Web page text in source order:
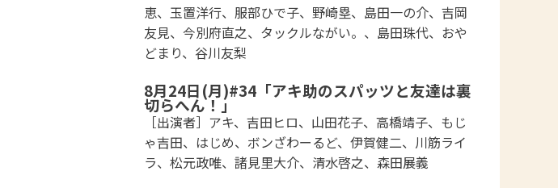
恵、玉置洋行、服部ひで子、野崎塁、島田一の介、吉岡
友見、今別府直之、タックルながい。、島田珠代、おや
どまり、谷川友梨
8月24日(月)#34「アキ助のスパッツと友達は裏
切らへん！」
［出演者］アキ、吉田ヒロ、山田花子、高橋靖子、もじ
ゃ吉田、はじめ、ボンざわーるど、伊賀健二、川筋ライ
ラ、松元政唯、諸見里大介、清水啓之、森田展義